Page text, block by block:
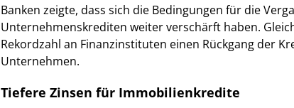
Banken zeigte, dass sich die Bedingungen für die
Unternehmenskrediten weiter verschärft haben.
Rekordzahl an Finanzinstituten einen Rückgang der
Unternehmen.
Tiefere Zinsen für Immobilienkredite